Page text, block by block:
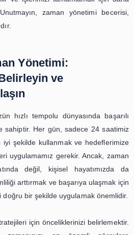
almaktadır. Zaman hırsızları,
olan etkenlerdir.
uzaklaştırabilir. Bu
için belirli zaman
kontrol etmek, telefon
Böylece, zamanımızı daha
işlerimizi tamamlamak için
stratejileri arasında
Sürekli olarak çalışmak
bizi yorabilir ve verimliliğimizi
Ayrıca, dinlenmek,